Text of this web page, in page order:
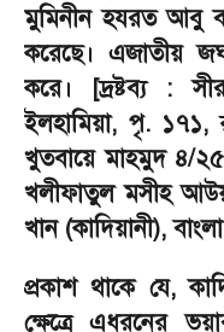
মুমিনীন হযরত আবু
করেছে। এজাতীয়
করে। [দ্রষ্টব্য :
ইলহামিয়া, পৃ. ১৭১,
খুতবায়ে মাহমুদ ৪/
খলীফাতুল মসীহ
খান (কাদিয়ানী),বাংলা
প্রকাশ থাকে যে,
ক্ষেত্রে এধরনের